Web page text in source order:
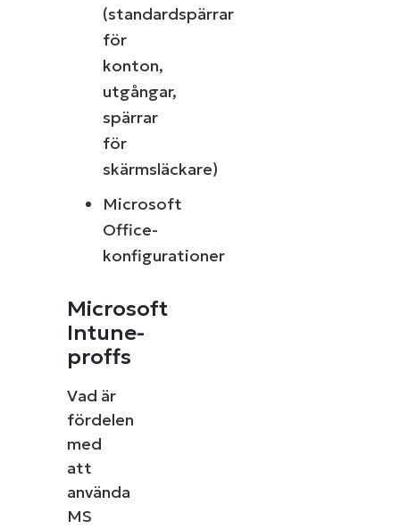
(standardspärrar
för
konton,
utgångar,
spärrar
för
skärmsläckare)
Microsoft
Office-
konfigurationer
Microsoft
Intune-
proffs
Vad är
fördelen
med
att
använda
MS